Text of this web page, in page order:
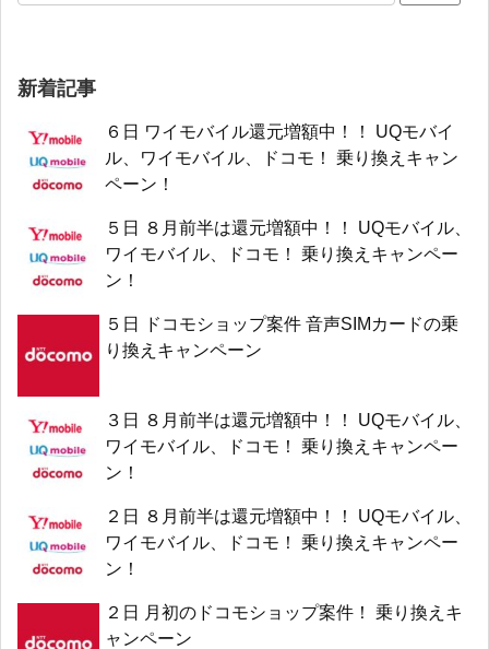
新着記事
６日 ワイモバイル還元増額中！！ UQモバイ
ル、ワイモバイル、ドコモ！ 乗り換えキャン
ペーン！
５日 ８月前半は還元増額中！！ UQモバイル、
ワイモバイル、ドコモ！ 乗り換えキャンペー
ン！
５日 ドコモショップ案件 音声SIMカードの乗
り換えキャンペーン
３日 ８月前半は還元増額中！！ UQモバイル、
ワイモバイル、ドコモ！ 乗り換えキャンペー
ン！
２日 ８月前半は還元増額中！！ UQモバイル、
ワイモバイル、ドコモ！ 乗り換えキャンペー
ン！
２日 月初のドコモショップ案件！ 乗り換えキ
ャンペーン